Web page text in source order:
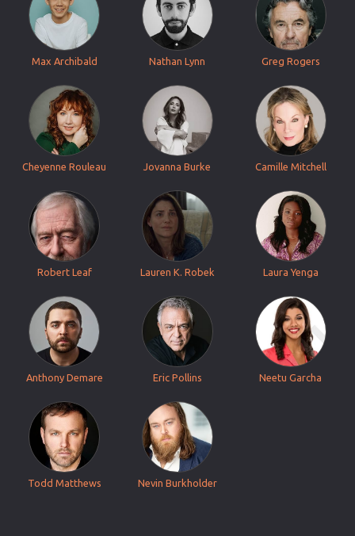
Max Archibald Nathan Lynn Greg Rogers
Cheyenne Rouleau Jovanna Burke Camille Mitchell
Robert Leaf Lauren K. Robek Laura Yenga
Anthony Demare Eric Pollins Neetu Garcha
Todd Matthews Nevin Burkholder